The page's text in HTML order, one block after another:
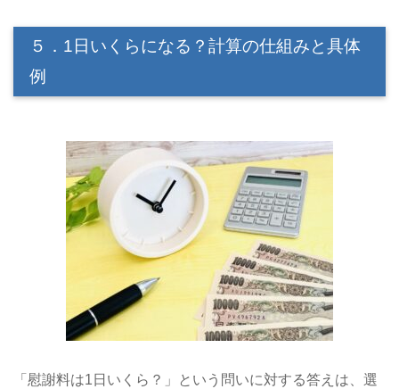
５．1日いくらになる？計算の仕組みと具体
例
「慰謝料は1日いくら？」という問いに対する答えは、選